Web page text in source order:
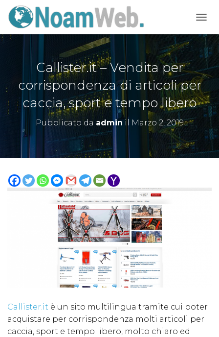
Callister.it – Vendita per
corrispondenza di articoli per
caccia, sport e tempo libero
Pubblicato da admin il Marzo 2, 2019
Callister.it è un sito multilingua tramite cui poter
acquistare per corrispondenza molti articoli per
caccia, sport e tempo libero, molto chiaro ed